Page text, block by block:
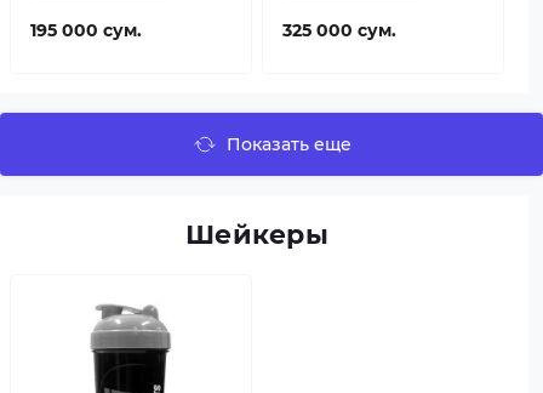
195 000 сум. 325 000 сум.
Показать еще
Шейкеры